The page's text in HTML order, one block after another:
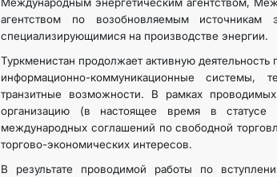
агентством по возобновляемым
специализирующимися на производстве энергии.
Туркменистан продолжает активную
информационно-коммуникационные
транзитные возможности. В рамках
организацию (в настоящее время в статусе
международных соглашений по свободной
торгово-экономических интересов.
В результате проводимой работы по